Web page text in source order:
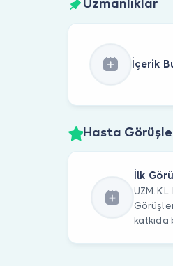
Uzmanlıklar
İçerik
Hasta
İlk
UZM.
katkıda